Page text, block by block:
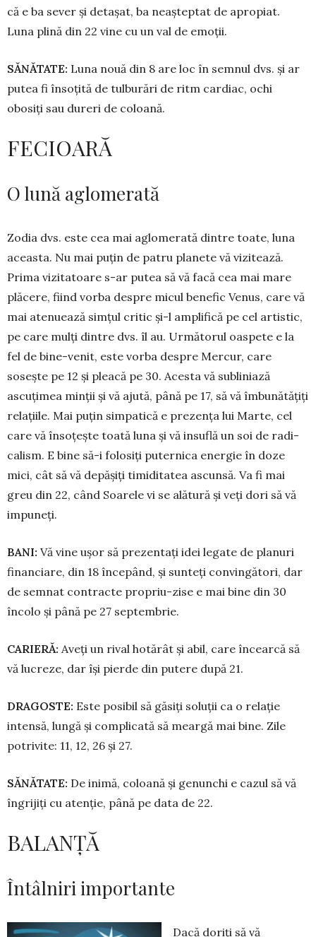
că e ba sever și detașat, ba neașteptat de apro­piat.
Luna plină din 22 vine cu un val de emoții.
SĂNĂTATE: Luna nouă din 8 are loc în semnul dvs. și ar
putea fi însoțită de tulburări de ritm cardiac, ochi
obosiți sau dureri de coloană.
FECIOARĂ
O lună aglomerată
Zodia dvs. este cea mai aglo­merată dintre toate, luna
aceasta. Nu mai puțin de patru pla­nete vă vizitează.
Prima vizitatoare s-ar putea să vă facă cea mai mare
plă­cere, fiind vorba despre micul be­nefic Venus, care vă
mai aten­uează simțul critic și-l amplifică pe cel artistic,
pe care mulți dintre dvs. îl au. Următorul oaspete e la
fel de bi­ne-venit, este vorba despre Mercur, care
sosește pe 12 și pleacă pe 30. Acesta vă subliniază
ascuțimea min­ții și vă ajută, până pe 17, să vă îm­bu­nătățiți
relațiile. Mai puțin sim­pa­tică e prezența lui Marte, cel
care vă însoțește toată luna și vă insuflă un soi de radi­
calism. E bine să-i fo­losiți puternica ener­gie în do­ze
mici, cât să vă de­pă­șiți timi­di­tatea ascunsă. Va fi mai
greu din 22, când Soarele vi se ală­tură și veți dori să vă
impuneți.
BANI: Vă vine ușor să prezentați idei legate de planuri
financiare, din 18 începând, și sunteți convingători, dar
de semnat contracte propriu-zise e mai bine din 30
încolo și până pe 27 septembrie.
CARIERĂ: Aveți un rival hotărât și abil, care încearcă să
vă lucreze, dar își pierde din putere după 21.
DRAGOSTE: Este posibil să găsiți soluții ca o relație
intensă, lungă și com­plicată să meargă mai bine. Zile
potrivite: 11, 12, 26 și 27.
SĂNĂTATE: De inimă, coloană și genunchi e cazul să vă
îngrijiți cu atenție, până pe data de 22.
BALANȚĂ
Întâlniri importante
Dacă doriți să vă